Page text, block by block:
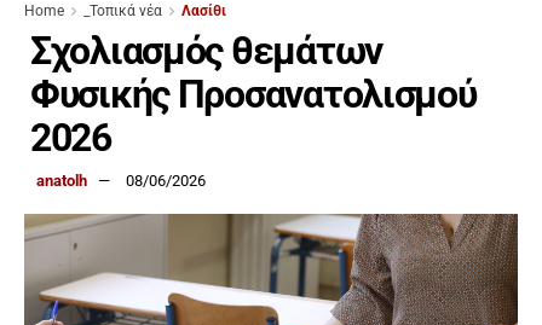
Home _Τοπικά νέα Λασίθι
Σχολιασμός θεμάτων
Φυσικής Προσανατολισμού
2026
anatolh 08/06/2026